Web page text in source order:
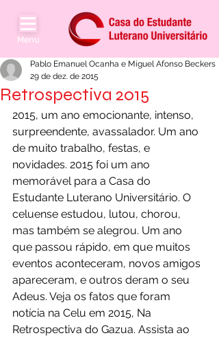
Menu
Retrospectiva 2015
Pablo Emanuel Ocanha e Miguel Afonso Beckers
29 de dez. de 2015
2015, um ano emocionante, intenso,
surpreendente, avassalador. Um ano
de muito trabalho, festas, e
novidades. 2015 foi um ano
memorável para a Casa do
Estudante Luterano Universitário. O
celuense estudou, lutou, chorou,
mas também se alegrou. Um ano
que passou rápido, em que muitos
eventos aconteceram, novos amigos
apareceram, e outros deram o seu
Adeus. Veja os fatos que foram
notícia na Celu em 2015, Na
Retrospectiva do Gazua. Assista ao